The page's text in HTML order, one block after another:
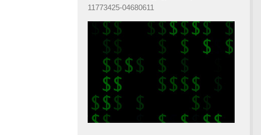
11773425-04680611